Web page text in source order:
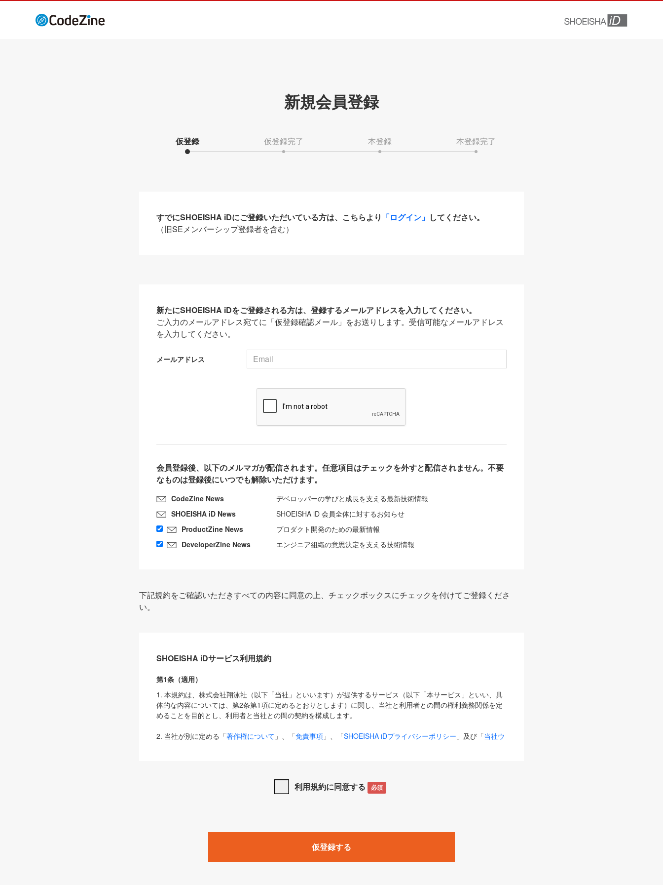
新規会員登録
仮登録 仮登録完了 本登録 本登録完了
すでにSHOEISHA iDにご登録いただいている方は、こちらより 「ログイン」 してください。
（旧SEメンバーシップ登録者を含む）
新たにSHOEISHA iDをご登録される方は、登録するメールアドレスを入力してください。
ご入力のメールアドレス宛てに「仮登録確認メール」をお送りします。受信可能なメールアドレス
を入力してください。
メールアドレス
会員登録後、以下のメルマガが配信されます。任意項目はチェックを外すと配信されません。不要
なものは登録後にいつでも解除いただけます。
CodeZine News
デベロッパーの学びと成長を支える最新技術情報
SHOEISHA iD News
SHOEISHA iD 会員全体に対するお知らせ
ProductZine News
プロダクト開発のための最新情報
DeveloperZine News
エンジニア組織の意思決定を支える技術情報
下記規約をご確認いただきすべての内容に同意の上、チェックボックスにチェックを付けてご登録くださ
い。
SHOEISHA iDサービス利用規約
第1条（適用）
1. 本規約は、株式会社翔泳社（以下「当社」といいます）が提供するサービス（以下「本サービス」といい、具
体的な内容については、第2条第1項に定めるとおりとします）に関し、当社と利用者との間の権利義務関係を定
めることを目的とし、利用者と当社との間の契約を構成します。
2. 当社が別に定める「著作権について 」、「免責事項 」、「SHOEISHA iDプライバシーポリシー 」及び「当社ウ
は、本規約の規定が優先して適用されるものとします。
1. 「本サービス」とは、当社が提供する以下のサービス（名称や内容が変更された場合、変更後のサービスを含
みます）及びこれらサービスに関連して当社が実施するイベントやキャンペーンをいいます。
「SEBook」「SEShop」「CodeZine」「MarkeZine」「EnterpriseZine」「ECzine」「Biz/Zine」「HRzine」
利用規約に同意する 必須
仮登録する